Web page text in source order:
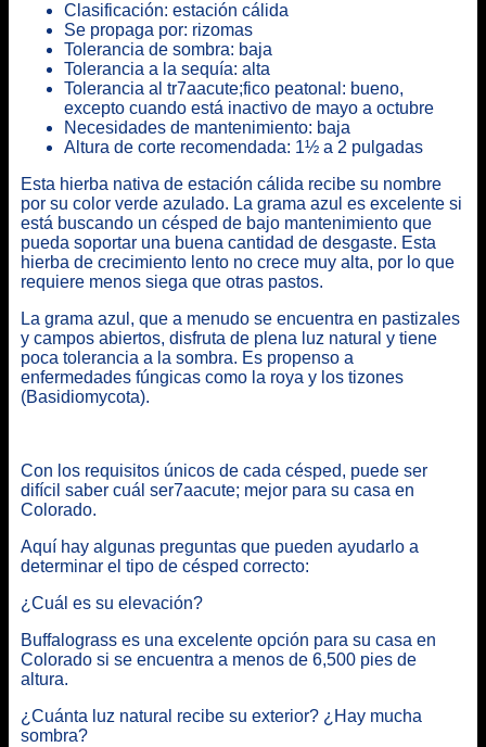
Clasificación: estación cálida
Se propaga por: rizomas
Tolerancia de sombra: baja
Tolerancia a la sequía: alta
Tolerancia al tr7aacute;fico peatonal: bueno,
excepto cuando está inactivo de mayo a octubre
Necesidades de mantenimiento: baja
Altura de corte recomendada: 1½ a 2 pulgadas
Esta hierba nativa de estación cálida recibe su nombre
por su color verde azulado. La grama azul es excelente si
está buscando un césped de bajo mantenimiento que
pueda soportar una buena cantidad de desgaste. Esta
hierba de crecimiento lento no crece muy alta, por lo que
requiere menos siega que otras pastos.
La grama azul, que a menudo se encuentra en pastizales
y campos abiertos, disfruta de plena luz natural y tiene
poca tolerancia a la sombra. Es propenso a
enfermedades fúngicas como la roya y los tizones
(Basidiomycota).
Con los requisitos únicos de cada césped, puede ser
difícil saber cuál ser7aacute; mejor para su casa en
Colorado.
Aquí hay algunas preguntas que pueden ayudarlo a
determinar el tipo de césped correcto:
¿Cuál es su elevación?
Buffalograss es una excelente opción para su casa en
Colorado si se encuentra a menos de 6,500 pies de
altura.
¿Cuánta luz natural recibe su exterior? ¿Hay mucha
sombra?